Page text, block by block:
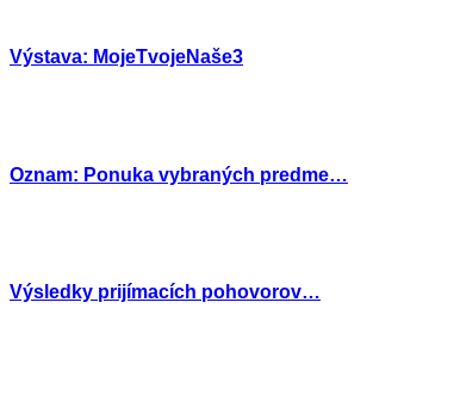
Výstava: MojeTvojeNaše3
Oznam: Ponuka vybraných predme…
Výsledky prijímacích pohovorov…